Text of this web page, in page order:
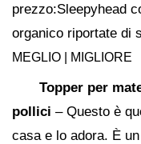
prezzo:Sleepyhead
organico riportate di
MEGLIO | MIGLIORE
Topper per
pollici – Questo è
casa e lo adora. È